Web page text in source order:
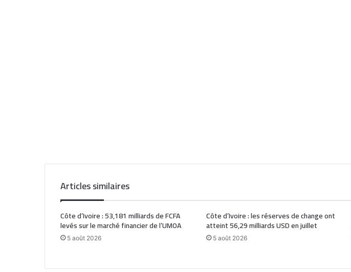
Articles similaires
Côte d’Ivoire : 53,181 milliards de FCFA
levés sur le marché financier de l’UMOA
5 août 2026
Côte d’Ivoire : les réserves de change ont
atteint 56,29 milliards USD en juillet
5 août 2026